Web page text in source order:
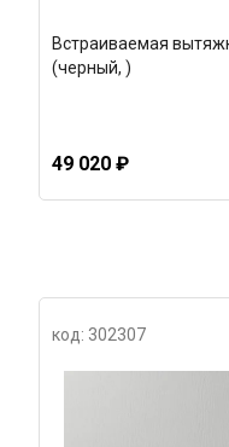
Встраиваемая
(черный, )
49 020 ₽
код: 302307